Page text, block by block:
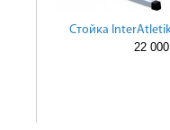
Cтойка
22